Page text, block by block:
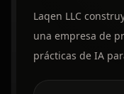
Laqen LLC
una empresa de
prácticas de IA